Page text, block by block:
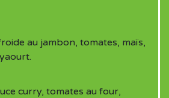
au jambon, tomates, maïs,
curry, tomates au four,